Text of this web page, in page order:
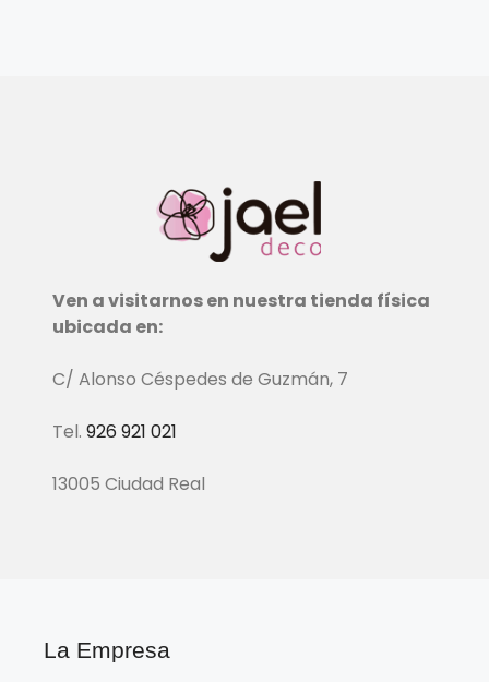
Ven a visitarnos en nuestra tienda física
ubicada en:
C/ Alonso Céspedes de Guzmán, 7
Tel. 926 921 021
13005 Ciudad Real
La Empresa